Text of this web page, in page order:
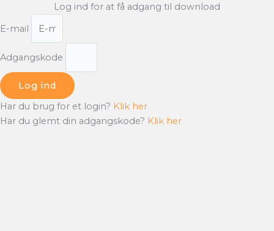
Log ind for at få adgang til download
E-mail
Adgangskode
Log ind
Har du brug for et login? Klik her
Har du glemt din adgangskode? Klik her